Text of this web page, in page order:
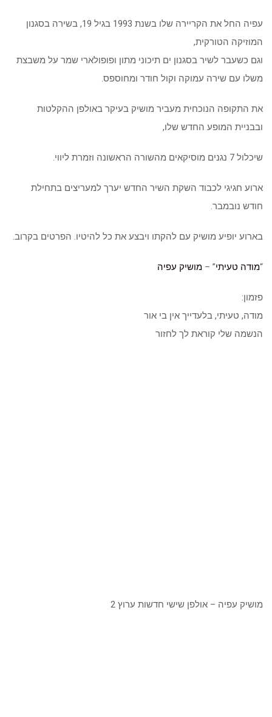
עפיה החל את הקריירה שלו בשנת 1993 בגיל 19, בשירה בסגנון
המוזיקה הטורקית,
וגם כשעבר לשיר בסגנון ים תיכוני מתון ופופולארי שמר על משבצת
משלו עם שירה עמוקה וקול חודר ומחוספס.
את התקופה הנוכחית מעביר מושיק בעיקר באולפן ההקלטות
ובבניית המופע החדש שלו,
שיכלול 7 נגנים מוסיקאים מהשורה הראשונה וזמרת ליווי.
ארוע חגיגי לכבוד השקת השיר החדש יערך למעריצים בתחילת
חודש נובמבר.
בארוע יופיע מושיק עם להקתו ויבצע את כל להיטיו. הפרטים בקרוב.
“מודה טעיתי” – מושיק עפיה
פזמון:
מודה, טעיתי, בלעדייך אין בי אור
הנשמה שלי קוראת לך לחזור
מושיק עפיה – אולפן שישי חדשות ערוץ 2